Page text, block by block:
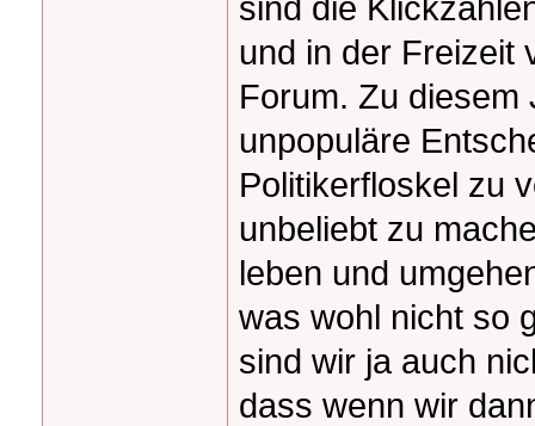
und in der Freizeit
Forum. Zu diesem
unpopuläre
Politikerfloskel zu
unbeliebt zu
leben und
was wohl nicht so
sind wir ja auch
dass wenn wir